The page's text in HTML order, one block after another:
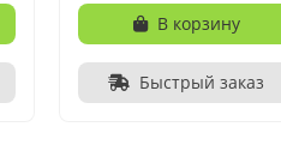
В корзину
Быстрый заказ